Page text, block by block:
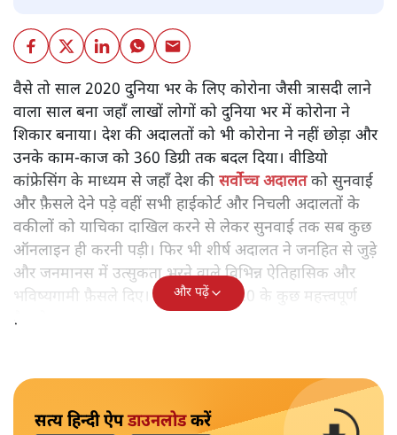
वैसे तो साल 2020 दुनिया भर के लिए कोरोना जैसी त्रासदी लाने
वाला साल बना जहाँ लाखों लोगों को दुनिया भर में कोरोना ने
शिकार बनाया। देश की अदालतों को भी कोरोना ने नहीं छोड़ा और
उनके काम-काज को 360 डिग्री तक बदल दिया। वीडियो
कांफ्रेसिंग के माध्यम से जहाँ देश की सर्वोच्च अदालतको सुनवाई
और फ़ैसले देने पड़े वहीं सभी हाईकोर्ट और निचली अदालतों के
वकीलों को याचिका दाखिल करने से लेकर सुनवाई तक सब कुछ
ऑनलाइन ही करनी पड़ी। फिर भी शीर्ष अदालत ने जनहित से जुड़े
और जनमानस में उत्सुकता भरने वाले विभिन्न ऐतिहासिक और
भविष्यगामी फ़ैसले दिए। पढ़िए साल 2020 के कुछ महत्त्वपूर्ण
फ़ैसले।
और पढ़ें
सत्य हिन्दी ऐपडाउनलोडकरें